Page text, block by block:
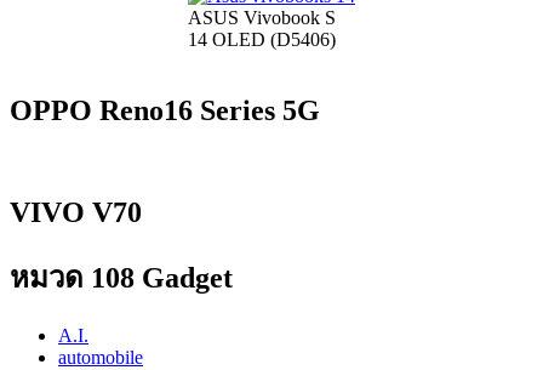
ASUS Vivobook S
14 OLED (D5406)
OPPO Reno16 Series 5G
VIVO V70
หมวด 108 Gadget
A.I.
automobile